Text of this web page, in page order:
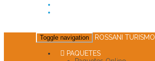
Toggle navigation ROSSANI TURISMO
PAQUETES